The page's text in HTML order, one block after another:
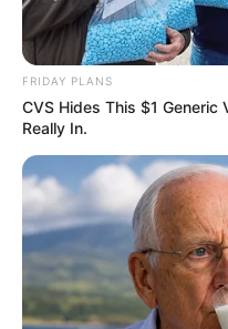
FRIDAY PLANS
CVS Hides This $1
Really In.